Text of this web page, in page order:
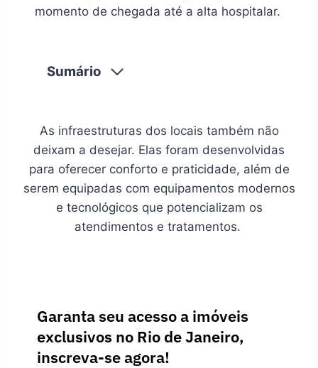
momento de chegada até a alta hospitalar.
Sumário
As infraestruturas dos locais também não
deixam a desejar. Elas foram desenvolvidas
para oferecer conforto e praticidade, além de
serem equipadas com equipamentos modernos
e tecnológicos que potencializam os
atendimentos e tratamentos.
Garanta seu acesso a imóveis
exclusivos no Rio de Janeiro,
inscreva-se agora!